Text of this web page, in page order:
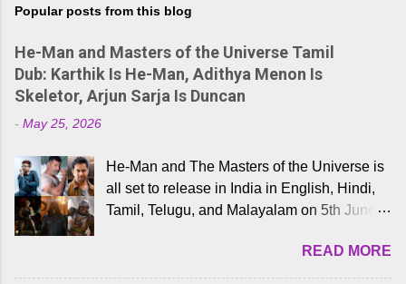
Popular posts from this blog
He-Man and Masters of the Universe Tamil
Dub: Karthik Is He-Man, Adithya Menon Is
Skeletor, Arjun Sarja Is Duncan
- May 25, 2026
He-Man and The Masters of the Universe is
all set to release in India in English, Hindi,
Tamil, Telugu, and Malayalam on 5th June,
received a lot of love from cult He-Man fans
and offered audiences an exciting glimpse
READ MORE